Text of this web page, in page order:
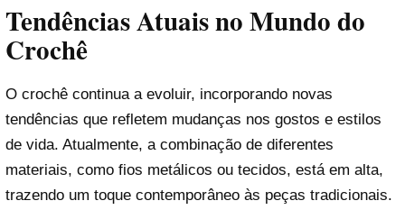
Tendências Atuais no Mundo do
Crochê
O crochê continua a evoluir, incorporando novas
tendências que refletem mudanças nos gostos e estilos
de vida. Atualmente, a combinação de diferentes
materiais, como fios metálicos ou tecidos, está em alta,
trazendo um toque contemporâneo às peças tradicionais.